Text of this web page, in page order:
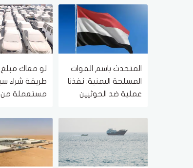
المتحدث باسم القوات
المسلحة اليمنية: نفذنا
عملية ضد الحوثيين
لو معاك
طريقة شراء
مستعملة من